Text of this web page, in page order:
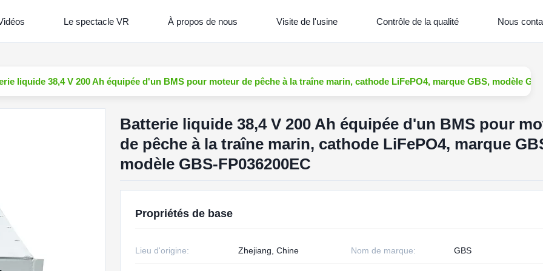
Le spectacle VR À propos de nous Visite de l'usine Contrôle de la qualité Nous
liquide 38,4 V 200 Ah équipée d'un BMS pour moteur de pêche à la traîne marin, cathode LiFePO4, marque GBS, modèle
Batterie liquide 38,4 V 200 Ah équipée d'un BMS pour
de pêche à la traîne marin, cathode LiFePO4, marque
modèle GBS-FP036200EC
Propriétés de base
Lieu d'origine: Zhejiang, Chine Nom de marque: GBS